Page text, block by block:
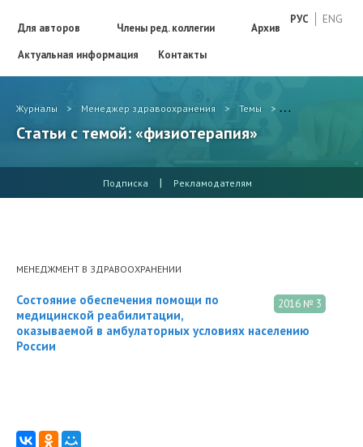
РУС ENG
Для авторов Члены ред. коллегии
Архив
Актуальная информация
Контакты
Журналы > Менеджер здравоохранения > Темы > физиотерапия
Статьи с темой: «физиотерапия»
Подписка | Рекламодателям
МЕНЕДЖМЕНТ В ЗДРАВООХРАНЕНИИ
2016 № 3
Состояние обеспечения помощи по
медицинской реабилитации,
оказываемой в амбулаторных условиях населению
России